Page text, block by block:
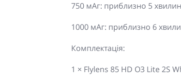
750 мАг: приблизно 5
1000 мАг: приблизно 6
Комплектація:
1 × Flylens 85 HD O3 Lite 2S